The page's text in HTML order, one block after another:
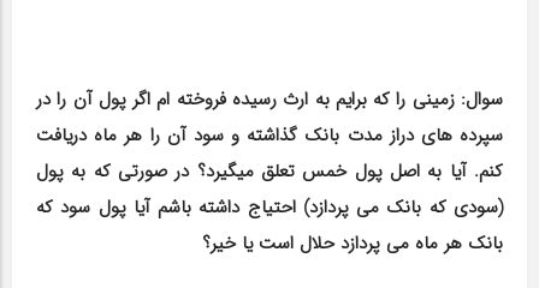
سوال: زمینی را که برایم به ارث رسیده فروخته ‎ام اگر پول آن را در
سپرده‎ های دراز مدت بانک گذاشته و سود آن را هر ماه دریافت
کنم. آیا به اصل پول خمس تعلق می‎گیرد؟ در صورتی که به پول
(سودی که بانک می ‎پردازد) احتیاج داشته باشم آیا پول سود که
بانک هر ماه می ‎پردازد حلال است یا خیر؟